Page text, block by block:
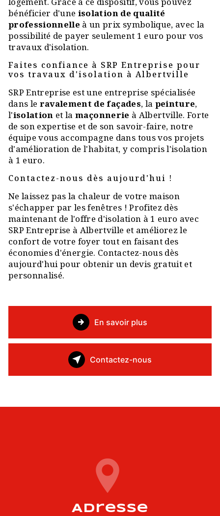
bénéficier d'une isolation de qualité
professionnelle à un prix symbolique, avec la
possibilité de payer seulement 1 euro pour vos
travaux d'isolation.
Faites confiance à SRP Entreprise pour
vos travaux d'isolation à Albertville
SRP Entreprise est une entreprise spécialisée
dans le ravalement de façades, la peinture,
l'isolation et lamaçonnerie à Albertville. Forte
de son expertise et de son savoir-faire, notre
équipe vous accompagne dans tous vos projets
d'amélioration de l'habitat, y compris l'isolation
à 1 euro.
Contactez-nous dès aujourd'hui !
Ne laissez pas la chaleur de votre maison
s'échapper par les fenêtres ! Profitez dès
maintenant de l'offre d'isolation à 1 euro avec
SRP Entreprise à Albertville et améliorez le
confort de votre foyer tout en faisant des
économies d'énergie. Contactez-nous dès
aujourd'hui pour obtenir un devis gratuit et
personnalisé.
En savoir plus
Contactez-nous
Adresse